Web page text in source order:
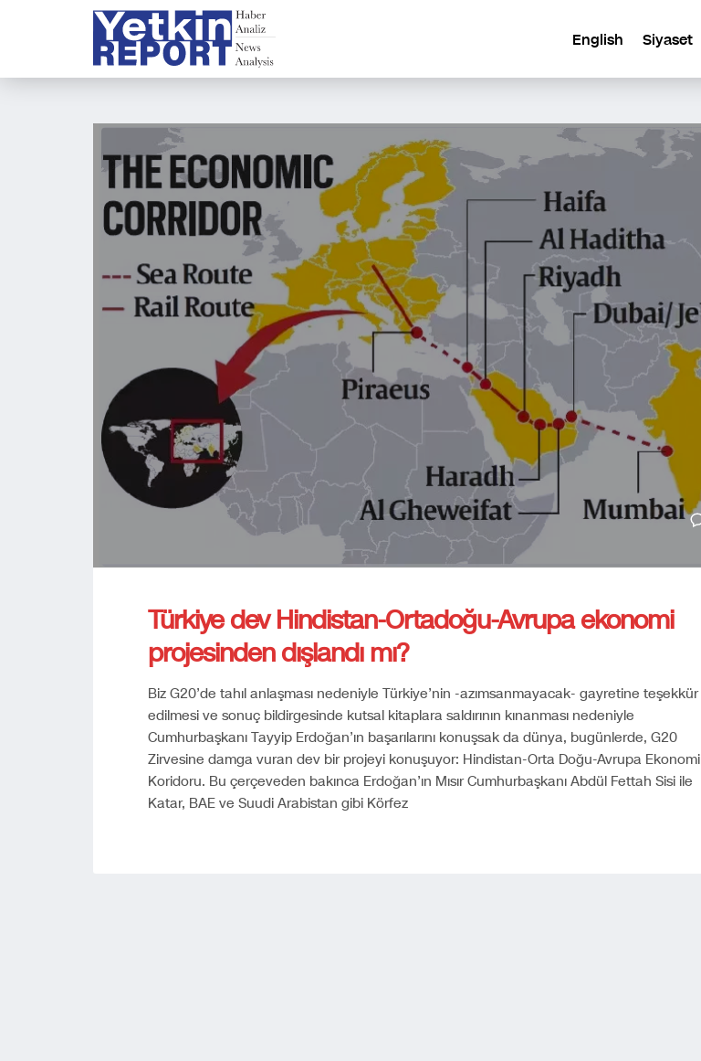
English Siyaset
Türkiye dev Hindistan-Ortadoğu-Avrupa ekonomi
projesinden dışlandı mı?
Biz G20’de tahıl anlaşması nedeniyle Türkiye’nin -azımsanmayacak- gayretine teşekkür
edilmesi ve sonuç bildirgesinde kutsal kitaplara saldırının kınanması nedeniyle
Cumhurbaşkanı Tayyip Erdoğan’ın başarılarını konuşsak da dünya, bugünlerde, G20
Zirvesine damga vuran dev bir projeyi konuşuyor: Hindistan-Orta Doğu-Avrupa Ekonomi
Koridoru. Bu çerçeveden bakınca Erdoğan’ın Mısır Cumhurbaşkanı Abdül Fettah Sisi ile
Katar, BAE ve Suudi Arabistan gibi Körfez